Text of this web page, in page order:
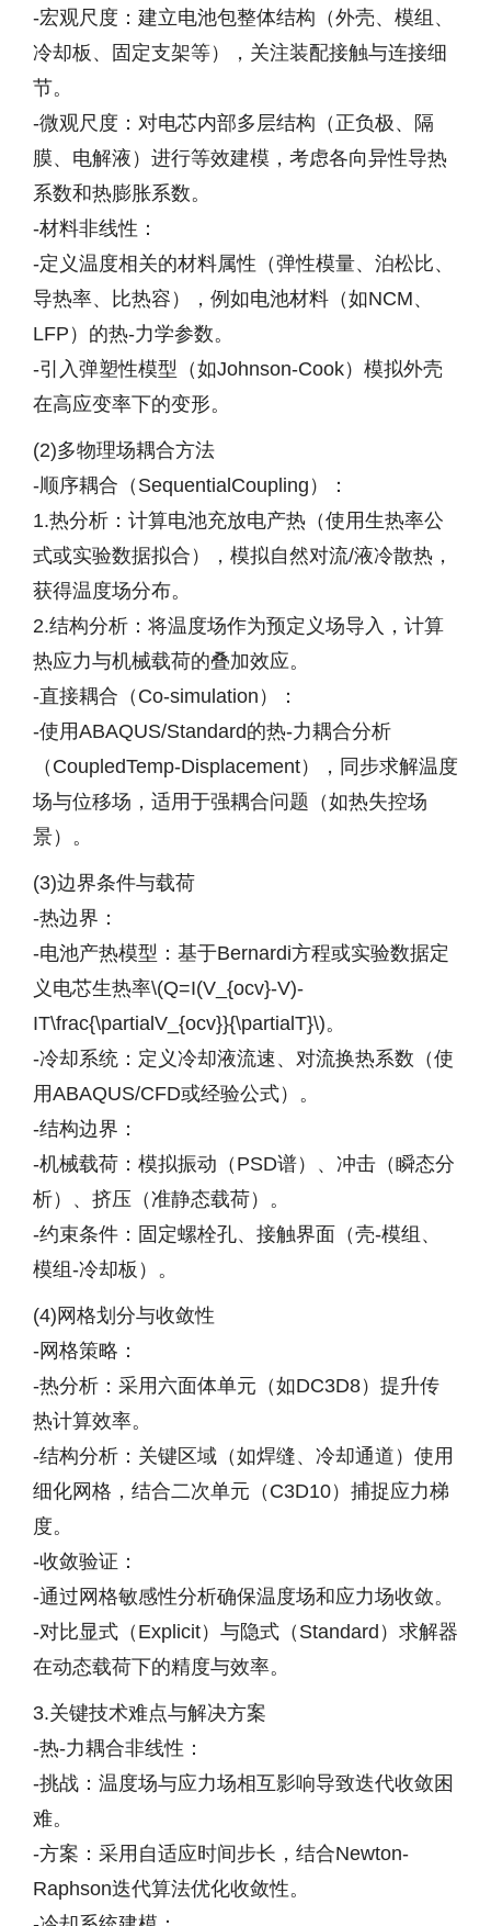
-宏观尺度：建立电池包整体结构（外壳、模组、
冷却板、固定支架等），关注装配接触与连接细
节。
-微观尺度：对电芯内部多层结构（正负极、隔
膜、电解液）进行等效建模，考虑各向异性导热
系数和热膨胀系数。
-材料非线性：
-定义温度相关的材料属性（弹性模量、泊松比、
导热率、比热容），例如电池材料（如NCM、
LFP）的热-力学参数。
-引入弹塑性模型（如Johnson-Cook）模拟外壳
在高应变率下的变形。
(2)多物理场耦合方法
-顺序耦合（SequentialCoupling）：
1.热分析：计算电池充放电产热（使用生热率公
式或实验数据拟合），模拟自然对流/液冷散热，
获得温度场分布。
2.结构分析：将温度场作为预定义场导入，计算
热应力与机械载荷的叠加效应。
-直接耦合（Co-simulation）：
-使用ABAQUS/Standard的热-力耦合分析
（CoupledTemp-Displacement），同步求解温度
场与位移场，适用于强耦合问题（如热失控场
景）。
(3)边界条件与载荷
-热边界：
-电池产热模型：基于Bernardi方程或实验数据定
义电芯生热率\(Q=I(V_{ocv}-V)-
IT\frac{\partialV_{ocv}}{\partialT}\)。
-冷却系统：定义冷却液流速、对流换热系数（使
用ABAQUS/CFD或经验公式）。
-结构边界：
-机械载荷：模拟振动（PSD谱）、冲击（瞬态分
析）、挤压（准静态载荷）。
-约束条件：固定螺栓孔、接触界面（壳-模组、
模组-冷却板）。
(4)网格划分与收敛性
-网格策略：
-热分析：采用六面体单元（如DC3D8）提升传
热计算效率。
-结构分析：关键区域（如焊缝、冷却通道）使用
细化网格，结合二次单元（C3D10）捕捉应力梯
度。
-收敛验证：
-通过网格敏感性分析确保温度场和应力场收敛。
-对比显式（Explicit）与隐式（Standard）求解器
在动态载荷下的精度与效率。
3.关键技术难点与解决方案
-热-力耦合非线性：
-挑战：温度场与应力场相互影响导致迭代收敛困
难。
-方案：采用自适应时间步长，结合Newton-
Raphson迭代算法优化收敛性。